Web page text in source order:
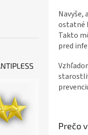
ostatné
Takto
pred
Prečo